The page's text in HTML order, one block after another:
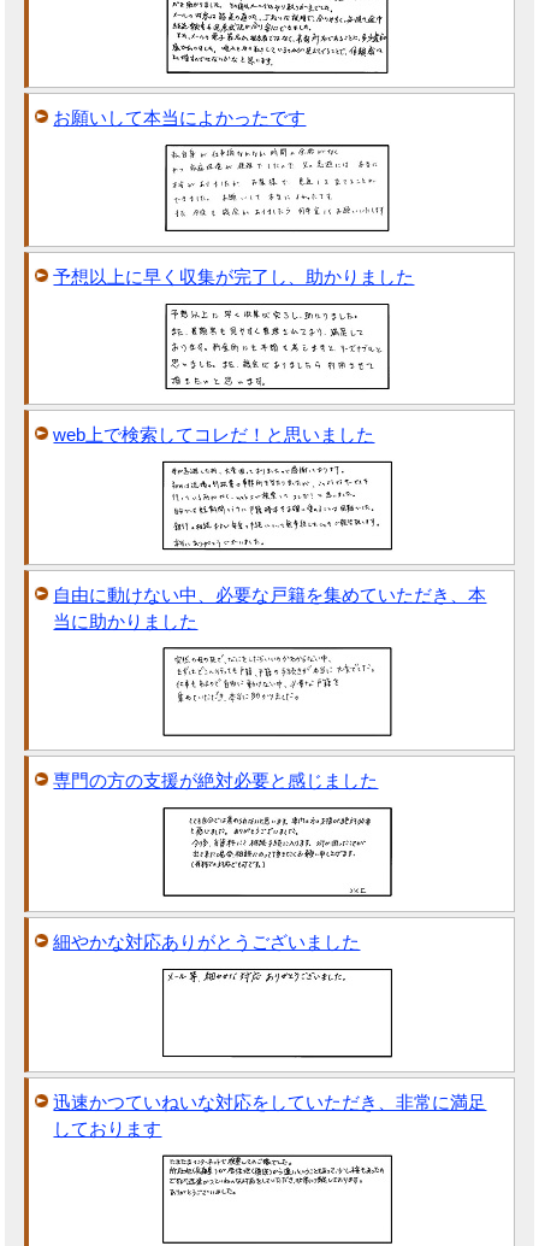
お願いして本当によかったです
予想以上に早く収集が完了し、助かりました
web上で検索してコレだ！と思いました
自由に動けない中、必要な戸籍を集めていただき、本
当に助かりました
専門の方の支援が絶対必要と感じました
細やかな対応ありがとうございました
迅速かつていねいな対応をしていただき、非常に満足
しております